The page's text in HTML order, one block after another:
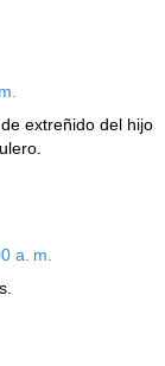
extreñido del hijo
a. m.